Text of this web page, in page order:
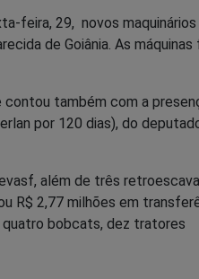
feira, 29, novos maquinários
de Goiânia. As máquinas
contou também com a
por 120 dias), do
além de três
R$ 2,77 milhões em
quatro bobcats, dez tratores